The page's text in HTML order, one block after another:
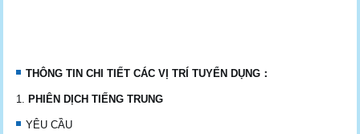
THÔNG TIN CHI TIẾT CÁC VỊ TRÍ TUYỂN DỤNG ：
PHIÊN DỊCH TIẾNG TRUNG
YÊU CẦU